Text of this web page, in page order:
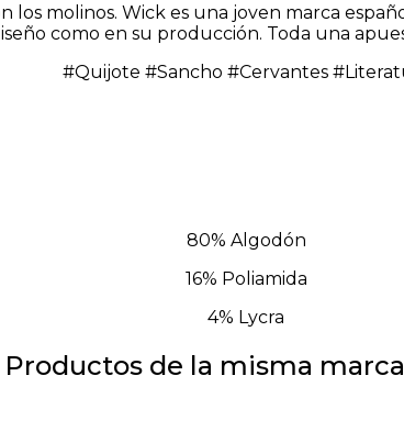
molinos. Wick es una joven marca
como en su producción. Toda una
#Quijote #Sancho #Cervantes
80% Algodón
16% Poliamida
4% Lycra
Productos de la misma marca